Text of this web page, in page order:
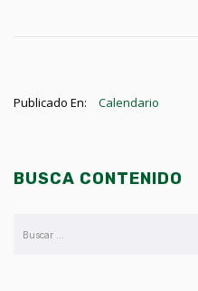
Publicado En: Calendario
BUSCA CONTENIDO